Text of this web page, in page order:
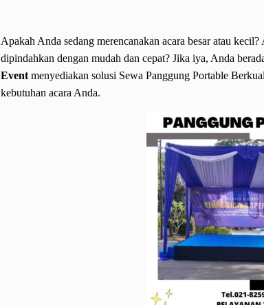
Apakah Anda sedang merencanakan acara besar atau
dipindahkan dengan mudah dan cepat? Jika iya, Anda
Event menyediakan solusi Sewa Panggung Portable
kebutuhan acara Anda.